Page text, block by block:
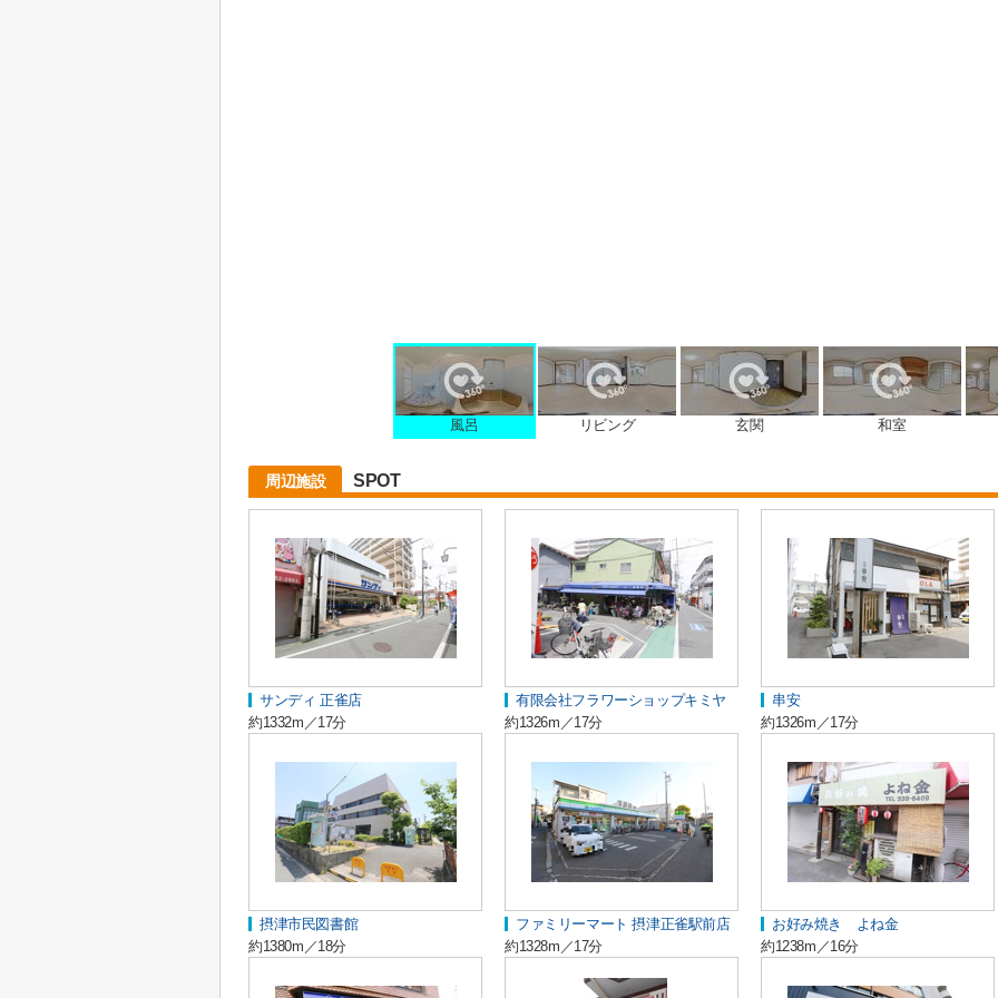
風呂 リビング 玄関 和室
周辺施設 SPOT
サンディ 正雀店
約1332m／17分
有限会社フラワーショップキミヤ
約1326m／17分
串安
約1326m／17分
摂津市民図書館
約1380m／18分
ファミリーマート 摂津正雀駅前店
約1328m／17分
お好み焼き よね金
約1238m／16分